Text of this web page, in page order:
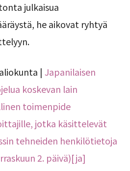
julkaisua
he aikovat ryhtyä
| Japanilaisen
koskevan lain
toimenpide
jotka käsittelevät
tehneiden henkilötietoja
2. päivä)[ja]